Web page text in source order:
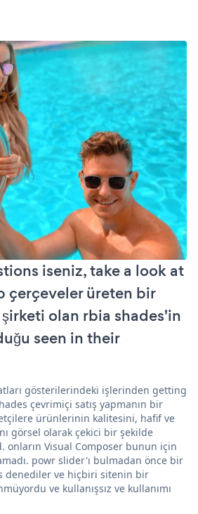
iseniz, take a look at
çerçeveler üreten bir
olan rbia shades'in
seen in their
gösterilerindeki işlerinden getting
çevrimiçi satış yapmanın bir
ürünlerinin kalitesini, hafif ve
görsel olarak çekici bir şekilde
onların Visual Composer bunun için
powr slider'ı bulmadan önce bir
denediler ve hiçbiri sitenin bir
ve kullanışsız ve kullanımı